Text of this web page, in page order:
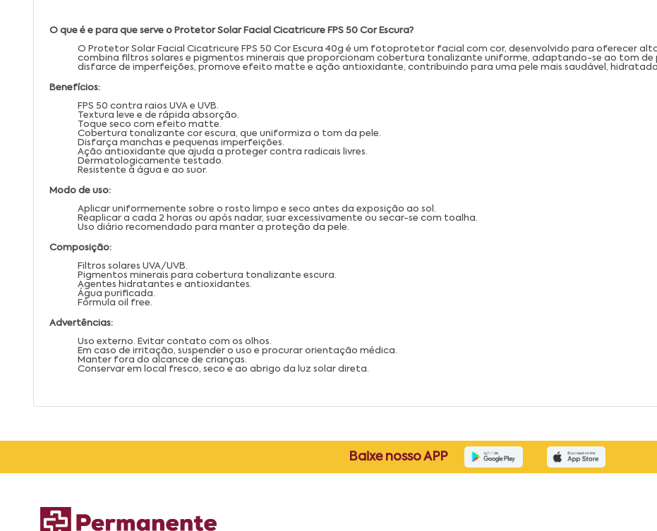
O que é e para que serve o Protetor Solar Facial Cicatricure FPS 50 Cor Escura?
O Protetor Solar Facial Cicatricure FPS 50 Cor Escura 40g é um fotoprotetor facial com cor, desenvolvido para oferecer
combina filtros solares e pigmentos minerais que proporcionam cobertura tonalizante uniforme, adaptando-se ao tom de
disfarce de imperfeições, promove efeito matte e ação antioxidante, contribuindo para uma pele mais saudável,
Benefícios:
FPS 50 contra raios UVA e UVB.
Textura leve e de rápida absorção.
Toque seco com efeito matte.
Cobertura tonalizante cor escura, que uniformiza o tom da pele.
Disfarça manchas e pequenas imperfeições.
Ação antioxidante que ajuda a proteger contra radicais livres.
Dermatologicamente testado.
Resistente à água e ao suor.
Modo de uso:
Aplicar uniformemente sobre o rosto limpo e seco antes da exposição ao sol.
Reaplicar a cada 2 horas ou após nadar, suar excessivamente ou secar-se com toalha.
Uso diário recomendado para manter a proteção da pele.
Composição:
Filtros solares UVA/UVB.
Pigmentos minerais para cobertura tonalizante escura.
Agentes hidratantes e antioxidantes.
Água purificada.
Fórmula oil free.
Advertências:
Uso externo. Evitar contato com os olhos.
Em caso de irritação, suspender o uso e procurar orientação médica.
Manter fora do alcance de crianças.
Conservar em local fresco, seco e ao abrigo da luz solar direta.
Baixe nosso APP